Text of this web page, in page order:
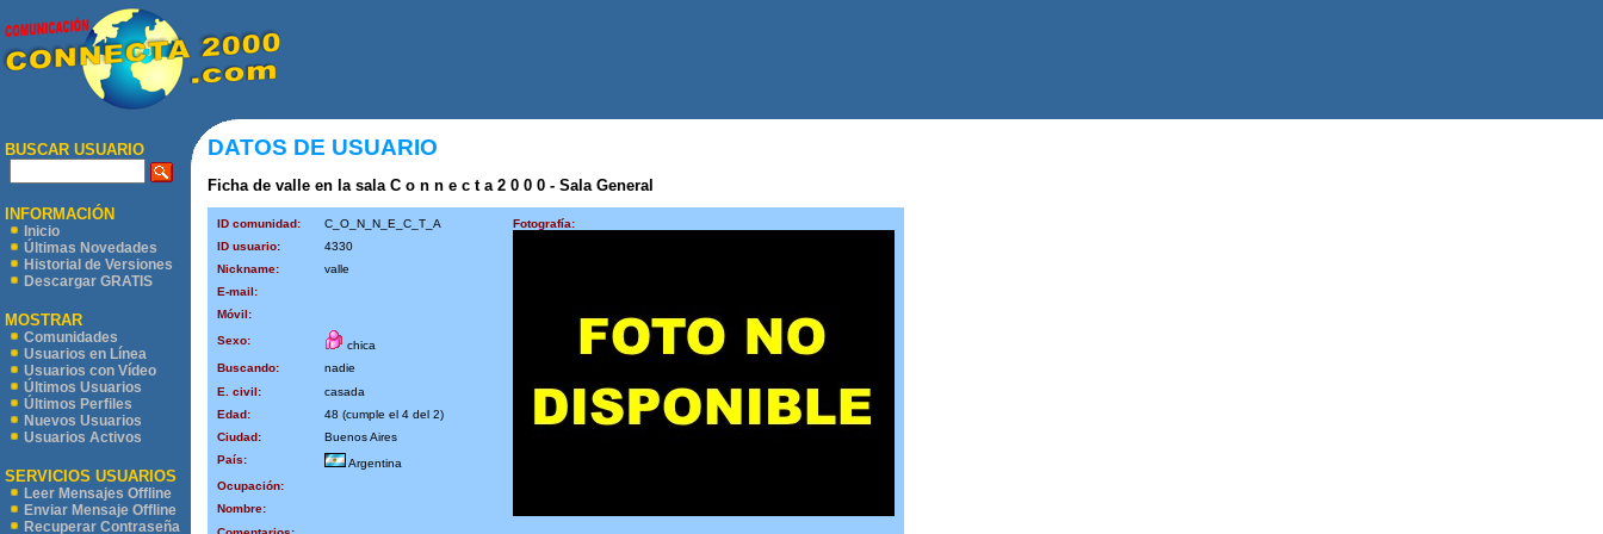
BUSCAR USUARIO
INFORMACIÓN
Inicio
Últimas Novedades
Historial de Versiones
Descargar GRATIS
MOSTRAR
Comunidades
Usuarios en Línea
Usuarios con Vídeo
Últimos Usuarios
Últimos Perfiles
Nuevos Usuarios
Usuarios Activos
SERVICIOS USUARIOS
Leer Mensajes Offline
Enviar Mensaje Offline
Recuperar Contraseña
DATOS DE USUARIO
Ficha de valle en la sala C o n n e c t a 2 0 0 0 - Sala General
ID comunidad: C_O_N_N_E_C_T_A
Fotografía:
ID usuario:
4330
Nickname:
valle
E-mail:
Móvil:
Sexo:
chica
Buscando:
nadie
E. civil:
casada
Edad:
48 (cumple el 4 del 2)
Ciudad:
Buenos Aires
País:
Argentina
Ocupación:
Nombre: